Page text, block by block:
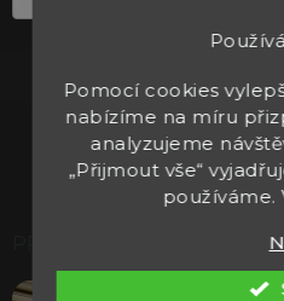
Pomocí cookies
nabízíme na míru
analyzujeme
„Přijmout vše“
používáme.
Přihlášením k odběru
zpracováním